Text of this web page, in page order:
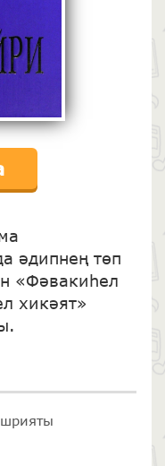
әдипнең төп
«Фәвакиһел
хикә­ят»